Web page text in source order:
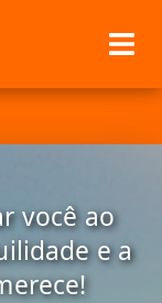
você ao
e a